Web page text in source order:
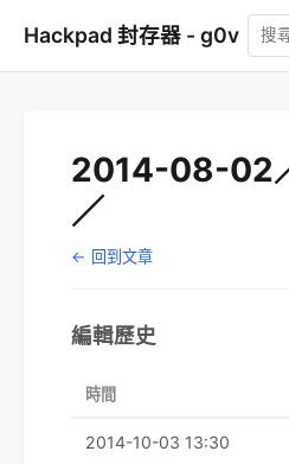
Hackpad 封存器 - g0v
2014-08-02
／
← 回到文章
編輯歷史
時間
2014-10-03 13:30